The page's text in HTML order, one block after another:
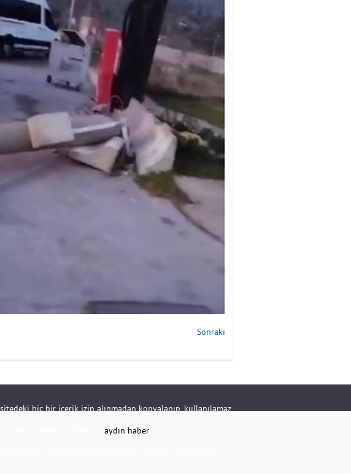
Sonraki
sitedeki hiç bir içerik izin alınmadan kopyalanıp, kullanılamaz.
aydın haber